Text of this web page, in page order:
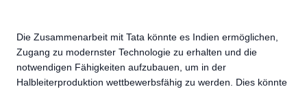
Die Zusammenarbeit mit Tata könnte es Indien ermöglichen,
Zugang zu modernster Technologie zu erhalten und die
notwendigen Fähigkeiten aufzubauen, um in der
Halbleiterproduktion wettbewerbsfähig zu werden. Dies könnte